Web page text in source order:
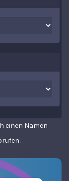
einen Namen